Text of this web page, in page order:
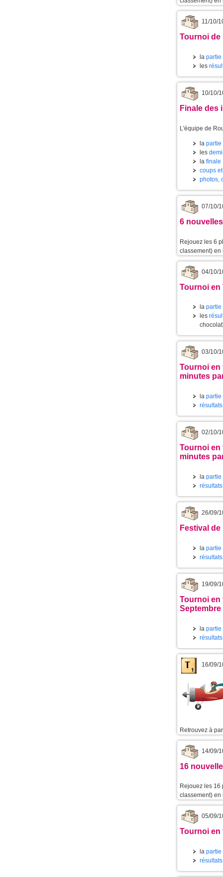
11/10/
Tournoi de
la partie
les
10/10/
Finale des
L'équipe de
la partie
les
la finale
coups
photos,
07/10/
6
Rejouez les 6
classement)
04/10/
Tournoi en
la partie
les
03/10/
Tournoi en
minutes
la partie
02/10/
Tournoi en
minutes
la partie
26/09/
Festival
la partie
19/09/
Tournoi en
Septembre
la partie
16/09/
Retrouvez à
14/09/
16
Rejouez les 16
classement)
05/09/
Tournoi en
la partie